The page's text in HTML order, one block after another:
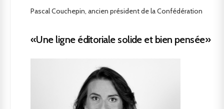
Pascal Couchepin, ancien président de la Confédération
«Une ligne éditoriale solide et bien pensée»